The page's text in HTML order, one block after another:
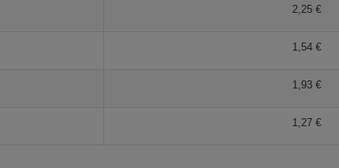
2,25 €
1,54 €
1,93 €
1,27 €